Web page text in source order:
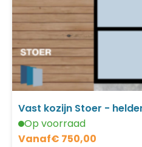
Vast kozijn Stoer -
Op voorraad
Vanaf€ 750,00